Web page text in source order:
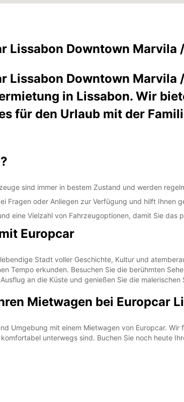
Lissabon Downtown Marvila
Lissabon Downtown
in Lissabon. Wir
für den Urlaub mit der
sind immer in bestem Zustand und werden
Fragen oder Anliegen zur Verfügung und hilft Ihnen
eine Vielzahl von Fahrzeugoptionen, damit Sie das
Europcar
Stadt voller Geschichte, Kultur und
Tempo erkunden. Besuchen Sie die berühmten
an die Küste und genießen Sie die
Mietwagen bei Europcar
Umgebung mit einem Mietwagen von Europcar.
unterwegs sind. Buchen Sie noch heute